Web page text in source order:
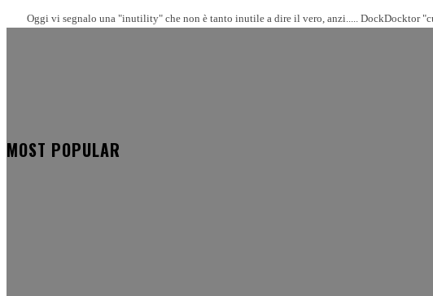
Oggi vi segnalo una "inutility" che non è tanto inutile a dire il vero, anzi..... DockDocktor
MOST POPULAR